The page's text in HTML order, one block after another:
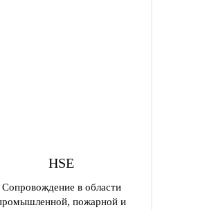
HSE
Сопровождение в области
пожарной и